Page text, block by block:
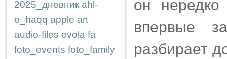
2025_дневник ahl-
e_haqq apple art
audio-files evola fa
foto_events foto_family
он
впервые
разбирает